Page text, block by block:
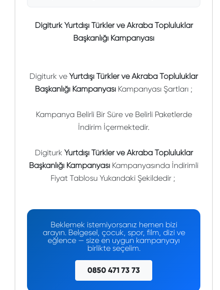
Digiturk Yurtdışı Türkler ve Akraba Topluluklar
Başkanlığı Kampanyası
Digiturk ve Yurtdışı Türkler ve Akraba Topluluklar
Başkanlığı Kampanyası Kampanyası Şartları ;
Kampanya Belirli Bir Süre ve Belirli Paketlerde
İndirim İçermektedir.
Digiturk Yurtdışı Türkler ve Akraba Topluluklar
Başkanlığı Kampanyası Kampanyasında İndirimli
Fiyat Tablosu Yukarıdaki Şekildedir ;
Beklemek istemiyorsanız hemen bizi
arayın. Belgesel, çocuk, spor, film, dizi ve
eğlence — size en uygun kampanyayı
birlikte seçelim.
0850 471 73 73